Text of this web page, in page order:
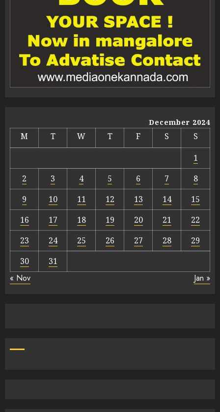
December 2024
M T W T F S
S
1
2
3 4 5 6 7
8
9
10 11 12 13 14
15
16
17 18 19 20 21
22
23
24 25 26 27 28
29
30
31
« Nov Jan »